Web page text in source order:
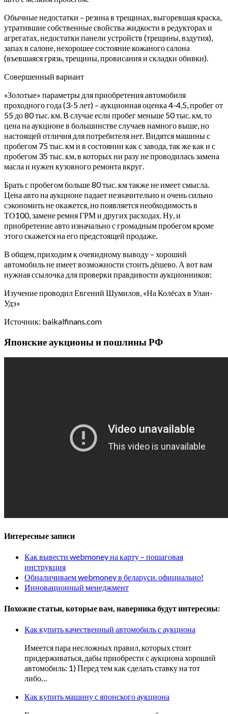
Обычные недостатки – резина в трещинах, выгоревшая краска,
утратившие собственные свойства жидкости в редукторах и
агрегатах, недостатки панели устройств (трещины, вздутия),
запах в салоне, нехорошее состояние кожаного салона
(въевшаяся грязь, трещины, провисания и складки обивки).
Совершенный вариант
«Золотые» параметры для приобретения автомобиля
проходного года (3-5 лет) – аукционная оценка 4-4,5, пробег от
55 до 80 тыс. км. В случае если пробег меньше 50 тыс. км, то
цена на аукционе в большинстве случаев намного выше, но
настоящей отличия для потребителя нет. Видятся машины с
пробегом 75 тыс. км и в состоянии как с завода, так же как и с
пробегом 35 тыс. км, в которых ни разу не проводилась замена
масла и нужен кузовного ремонта вкруг.
Брать с пробегом больше 80 тыс. км также не имеет смысла.
Цена авто на аукционе падает незначительно и очень сильно
сэкономить не окажется, но появляется необходимость в
ТО100, замене ремня ГРМ и других расходах. Ну, и
приобретение авто изначально с громадным пробегом кроме
этого скажется на его предстоящей продаже.
В общем, приходим к очевидному выводу – хороший
автомобиль не имеет возможности стоить дёшево. А вот вам
нужная ссылочка для проверки правдивости аукционников:
Изучение проводил Евгений Шумилов, «На Колёсах в Улан-
Удэ»
Источник: baikalfinans.com
Японские аукционы и пошлины РФ
Интересные записи
Как вывести webmoney на карту – пошаговая
инструкция
Обналичиваем webmoney в беларуси. официально!
Инновационный менеджмент
Похожие статьи, которые вам, наверника будут интересны:
Как купить качественный автомобиль с аукциона
Имеется пара несложных правил, которых стоит
придерживаться, дабы приобрести с аукциона хороший
автомобиль: 1) Перед тем как сделать ставку на тот
либо…
Как купить машину с японского аукциона